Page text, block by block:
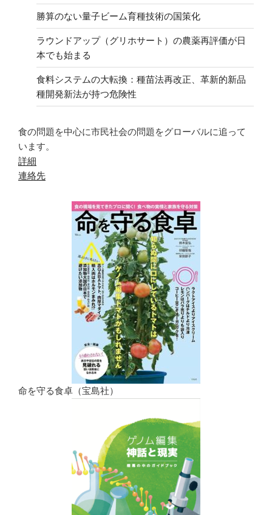
勝算のない量子ビーム育種技術の国策化
ラウンドアップ（グリホサート）の農薬再評価が日
本でも始まる
食料システムの大転換：種苗法再改正、革新的新品
種開発新法が持つ危険性
食の問題を中心に市民社会の問題をグローバルに追って
います。
詳細
連絡先
命を守る食卓（宝島社）